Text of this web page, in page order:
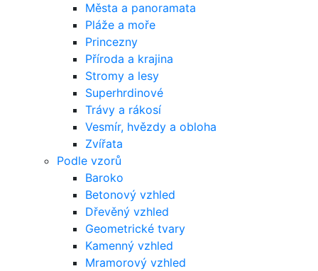
Města a panoramata
Pláže a moře
Princezny
Příroda a krajina
Stromy a lesy
Superhrdinové
Trávy a rákosí
Vesmír, hvězdy a obloha
Zvířata
Podle vzorů
Baroko
Betonový vzhled
Dřevěný vzhled
Geometrické tvary
Kamenný vzhled
Mramorový vzhled